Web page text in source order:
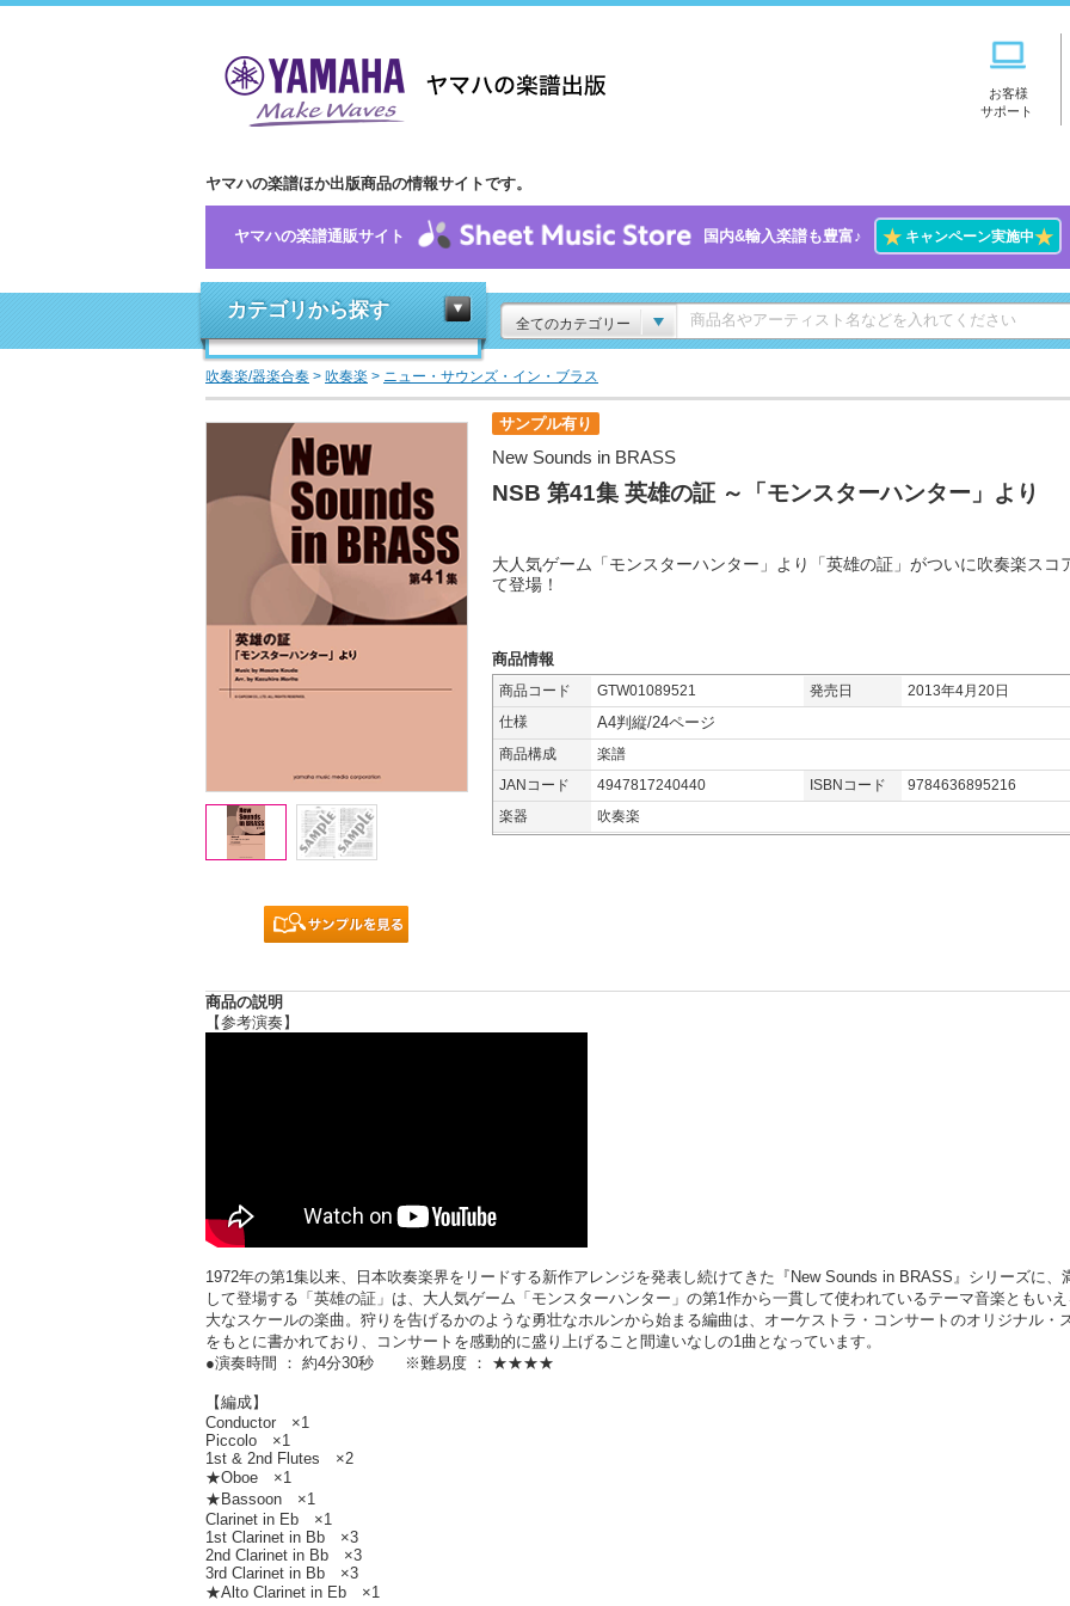
お客様
サポート
ヤマハの楽譜ほか出版商品の情報サイトです。
ヤマハの楽譜通販サイト 国内&輸入楽譜も豊富♪ ★キャンペーン実施中★
カテゴリから探す
全てのカテゴリー
吹奏楽/器楽合奏 > 吹奏楽 > ニュー・サウンズ・イン・ブラス
サンプル有り
New Sounds in BRASS
NSB 第41集 英雄の証 ～「モンスターハンター」より
大人気ゲーム「モンスターハンター」より「英雄の証」がついに吹奏楽スコ
て登場！
商品情報
商品コード GTW01089521 発売日
2013年4月20日
仕様
A4判縦/24ページ
商品構成
楽譜
JANコード
4947817240440 ISBNコード
9784636895216
楽器
吹奏楽
商品の説明
【参考演奏】
1972年の第1集以来、日本吹奏楽界をリードする新作アレンジを発表し続けてきた『New Sounds in BRASS』シリーズに、
して登場する「英雄の証」は、大人気ゲーム「モンスターハンター」の第1作から一貫して使われているテーマ音楽ともい
大なスケールの楽曲。狩りを告げるかのような勇壮なホルンから始まる編曲は、オーケストラ・コンサートのオリジナル・
をもとに書かれており、コンサートを感動的に盛り上げること間違いなしの1曲となっています。
●演奏時間 ： 約4分30秒 ※難易度 ： ★★★★
【編成】
Conductor ×1
Piccolo ×1
1st & 2nd Flutes ×2
★Oboe ×1
★Bassoon ×1
Clarinet in Eb ×1
1st Clarinet in Bb ×3
2nd Clarinet in Bb ×3
3rd Clarinet in Bb ×3
★Alto Clarinet in Eb ×1